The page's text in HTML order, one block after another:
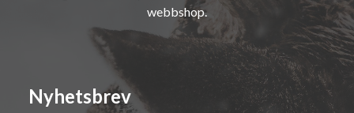
webbshop.
Nyhetsbrev